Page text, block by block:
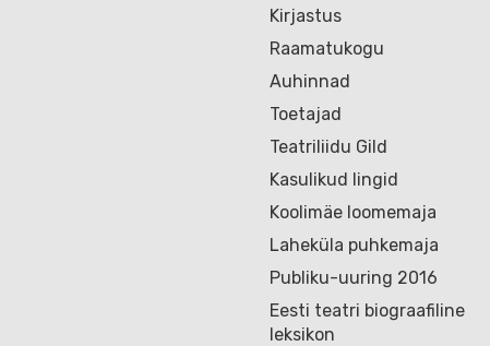
Kirjastus
Raamatukogu
Auhinnad
Toetajad
Teatriliidu Gild
Kasulikud lingid
Koolimäe loomemaja
Laheküla puhkemaja
Publiku-uuring 2016
Eesti teatri biograafiline
leksikon